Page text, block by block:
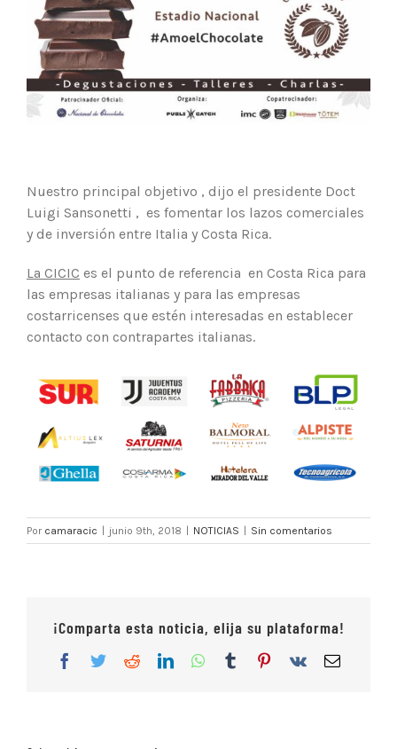
Nuestro principal objetivo , dijo el presidente Doct
Luigi Sansonetti , es fomentar los lazos comerciales
y de inversión entre Italia y Costa Rica.
La CICIC es el punto de referencia en Costa Rica para
las empresas italianas y para las empresas
costarricenses que estén interesadas en establecer
contacto con contrapartes italianas.
Por camaracic junio 9th, 2018 NOTICIAS Sin comentarios
¡Comparta esta noticia, elija su plataforma!
Facebook
TwitterRedditLinkedInWhatsApp
TumblrPinterest
Vk
Correo